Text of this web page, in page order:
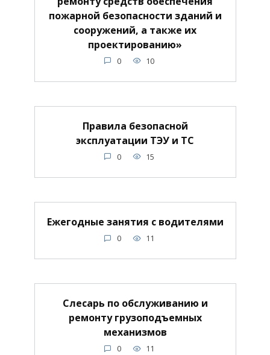
пожарной безопасности зданий и
сооружений, а также их
проектированию»
0 10
Правила безопасной
эксплуатации ТЭУ и ТС
0 15
Ежегодные занятия с водителями
0 11
Слесарь по обслуживанию и
ремонту грузоподъемных
механизмов
0 11